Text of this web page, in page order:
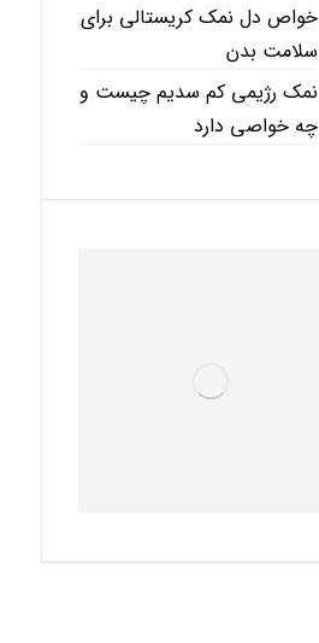
خواص دل نمک کریستالی برای
سلامت بدن
نمک رژیمی کم سدیم چیست و
چه خواصی دارد